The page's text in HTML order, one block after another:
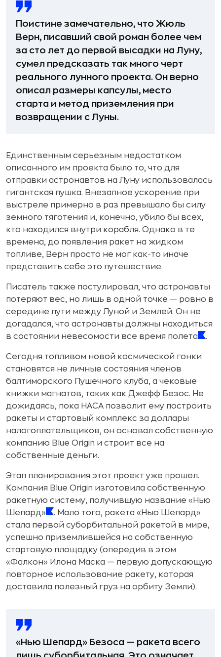
Поистине замечательно, что Жюль
Верн, писавший свой роман более чем
за сто лет до первой высадки на Луну,
сумел предсказать так много черт
реального лунного проекта. Он верно
описал размеры капсулы, место
старта и метод приземления при
возвращении с Луны.
Единственным серьезным недостатком
описанного им проекта было то, что для
отправки астронавтов на Луну использовалась
гигантская пушка. Внезапное ускорение при
выстреле примерно в раз превышало бы силу
земного тяготения и, конечно, убило бы всех,
кто находился внутри корабля. Однако в те
времена, до появления ракет на жидком
топливе, Верн просто не мог как-то иначе
представить себе это путешествие.
Писатель также постулировал, что астронавты
потеряют вес, но лишь в одной точке — ровно в
середине пути между Луной и Землей. Он не
догадался, что астронавты должны находиться
в состоянии невесомости все время полета
.
Сегодня топливом новой космической гонки
становятся не личные состояния членов
балтиморского Пушечного клуба, а чековые
книжки магнатов, таких как Джефф Безос. Не
дожидаясь, пока НАСА позволит ему построить
ракеты и стартовый комплекс за доллары
налогоплательщиков, он основал собственную
компанию Blue Origin и строит все на
собственные деньги.
Этап планирования этот проект уже прошел.
Компания Blue Origin изготовила собственную
ракетную систему, получившую название «Нью
Шепард»
. Мало того, ракета «Нью Шепард»
стала первой суборбитальной ракетой в мире,
успешно приземлившейся на собственную
стартовую площадку (опередив в этом
«Фалкон» Илона Маска — первую допускающую
повторное использование ракету, которая
доставила полезный груз на орбиту Земли).
«Нью Шепард» Безоса — ракета всего